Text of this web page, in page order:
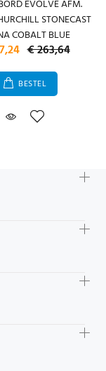
EVOLVE AFM.
STONECAST
COBALT BLUE
€ 263,64
BESTEL